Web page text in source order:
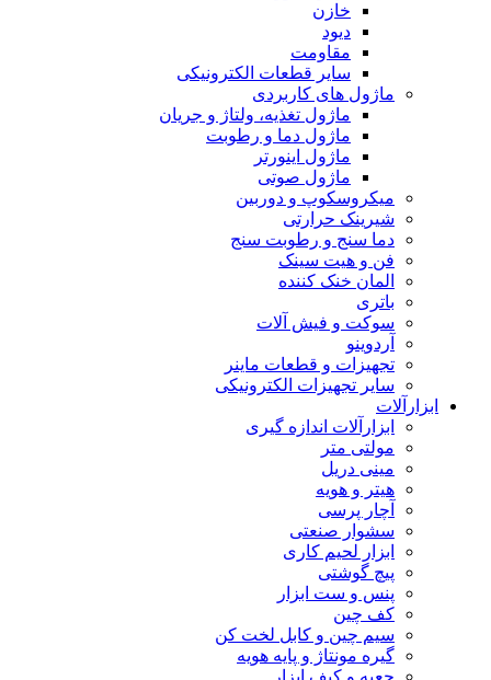
خازن
دیود
مقاومت
سایر قطعات الکترونیکی
ماژول های کاربردی
ماژول تغذیه، ولتاژ و جریان
ماژول دما و رطوبت
ماژول اینورتر
ماژول صوتی
میکروسکوپ و دوربین
شیرینک حرارتی
دما سنج و رطوبت سنج
فن و هیت سینک
المان خنک کننده
باتری
سوکت و فیش آلات
آردوینو
تجهیزات و قطعات ماینر
سایر تجهیزات الکترونیکی
ابزارآلات
ابزارآلات اندازه گیری
مولتی متر
مینی دریل
هیتر و هویه
آچار پرسی
سشوار صنعتی
ابزار لحیم کاری
پیچ گوشتی
پنس و ست ابزار
کف چین
سیم چین و کابل لخت کن
گیره مونتاژ و پایه هویه
جعبه و کیف ابزار